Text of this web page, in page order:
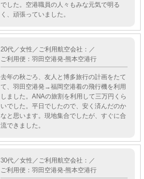
でした。空港職員の人々もみな元気で明る
く、頑張っていました。
20代／女性／ご利用航空会社：／
ご利用便：羽田空港発-熊本空港行
去年の秋ごろ、友人と博多旅行の計画をたて
て、羽田空港発→福岡空港着の飛行機を利用
しました。ANAの旅割を利用して三万円くら
いでした。平日でしたので、安く済んだのか
なと思います。現地集合でしたが、すぐに合
流できました。
30代／女性／ご利用航空会社：／
ご利用便：羽田空港発-熊本空港行